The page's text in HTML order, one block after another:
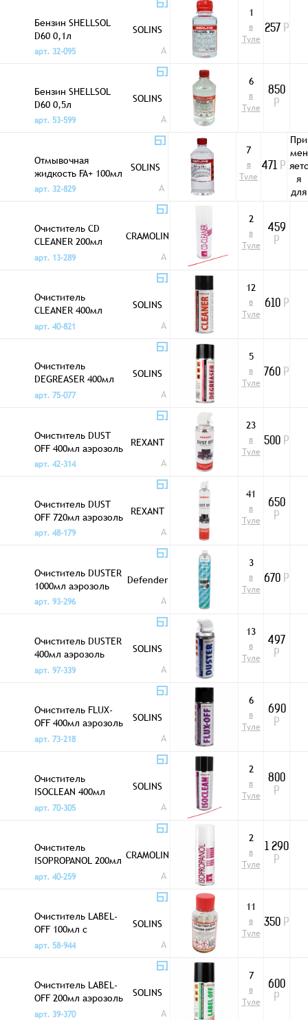
Бензин SHELLSOL
D60 0,1л
SOLINS
арт. 32-095
A
1
в
Туле
257 Р
Бензин SHELLSOL
D60 0,5л
SOLINS
арт. 53-599
A
6
в
Туле
850
Р
Отмывочная
жидкость FA+ 100мл
SOLINS
арт. 32-829
A
7
в
Туле
471 Р
При
мен
яетс
я
для
Очиститель CD
CLEANER 200мл
аэрозоль
CRAMOLIN
арт. 13-289
A
2
в
Туле
459
Р
Очиститель
CLEANER 400мл
аэрозоль Solins
SOLINS
арт. 40-821
A
12
в
Туле
610 Р
Очиститель
DEGREASER 400мл
аэрозоль Solins
SOLINS
арт. 75-077
A
5
в
Туле
760 Р
Очиститель DUST
OFF 400мл аэрозоль
REXANT
арт. 42-314
A
23
в
Туле
500 Р
Очиститель DUST
OFF 720мл аэрозоль
REXANT
арт. 48-179
A
41
в
Туле
650
Р
Очиститель DUSTER
1000мл аэрозоль
Defender
арт. 93-296
A
3
в
Туле
670 Р
Очиститель DUSTER
400мл аэрозоль
Solins
SOLINS
арт. 97-339
A
13
в
Туле
497
Р
Очиститель FLUX-
OFF 400мл аэрозоль
Solins
SOLINS
арт. 73-218
A
6
в
Туле
690
Р
Очиститель
ISOCLEAN 400мл
аэрозоль Solins
SOLINS
арт. 70-305
A
2
в
Туле
800
Р
Очиститель
ISOPROPANOL 200мл
аэрозоль
CRAMOLIN
арт. 40-259
A
2
в
Туле
1 290
Р
Очиститель LABEL-
OFF 100мл с
кисточкой
SOLINS
арт. 58-944
A
11
в
Туле
350 Р
Очиститель LABEL-
OFF 200мл аэрозоль
Solins
SOLINS
арт. 39-370
A
7
в
Туле
600
Р